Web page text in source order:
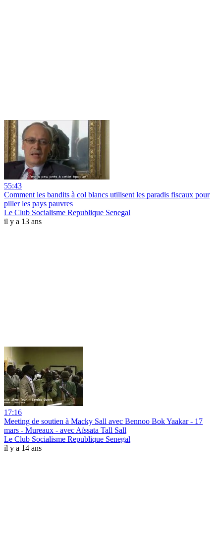
55:43
Comment les bandits à col blancs utilisent les paradis fiscaux pour
piller les pays pauvres
Le Club Socialisme Republique Senegal
il y a 13 ans
17:16
Meeting de soutien à Macky Sall avec Bennoo Bok Yaakar - 17
mars - Mureaux - avec Aïssata Tall Sall
Le Club Socialisme Republique Senegal
il y a 14 ans